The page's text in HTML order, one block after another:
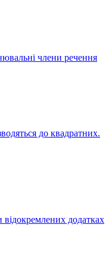
члени речення
до квадратних.
відокремлених додатках